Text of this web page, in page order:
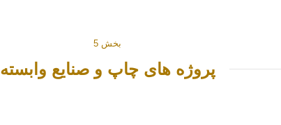
بخش 5
پروژه های چاپ و صنایع وابسته